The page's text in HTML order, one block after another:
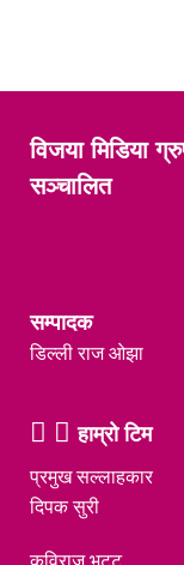
विजया मिडिया
सञ्चालित
सम्पादक
डिल्ली राज ओझा
हाम्रो टिम
प्रमुख सल्लाहकार
दिपक सुरी
कविराज भट्ट